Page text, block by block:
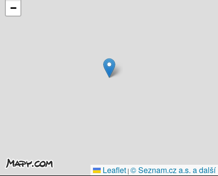
−
Leaflet | © Seznam.cz a.s. a další